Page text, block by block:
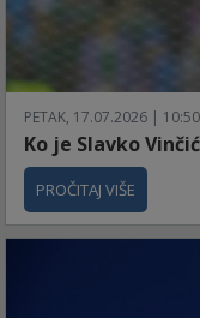
PETAK, 17.07.2026 | 10:50
Ko je Slavko
PROČITAJ VIŠE